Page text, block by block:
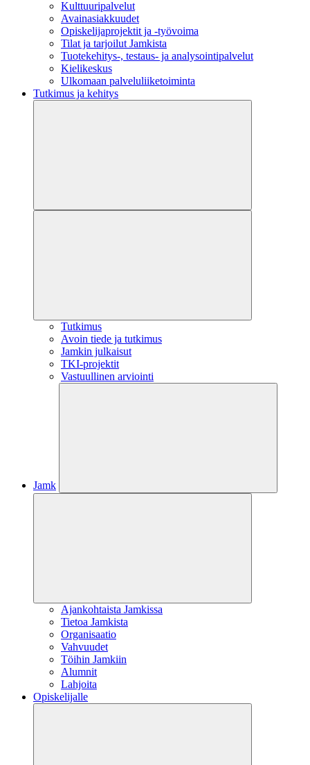
Kulttuuripalvelut
Avainasiakkuudet
Opiskelijaprojektit​ ja -työvoima
Tilat ja tarjoilut Jamkista
Tuotekehitys-, testaus- ja analysointipalvelut
Kielikeskus
Ulkomaan palveluliiketoiminta
Tutkimus ja kehitys
Tutkimus
Avoin tiede ja tutkimus
Jamkin julkaisut
TKI-projektit
Vastuullinen arviointi
Jamk
Ajankohtaista Jamkissa
Tietoa Jamkista
Organisaatio
Vahvuudet
Töihin Jamkiin
Alumnit
Lahjoita
Opiskelijalle